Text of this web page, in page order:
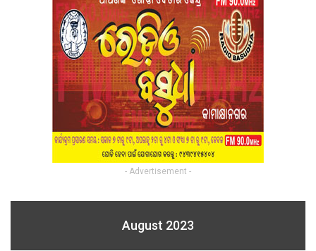
- Advertisement -
August 2023